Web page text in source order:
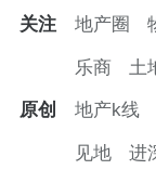
关注 地产圈
乐商 土
原创 地产k线
见地 进